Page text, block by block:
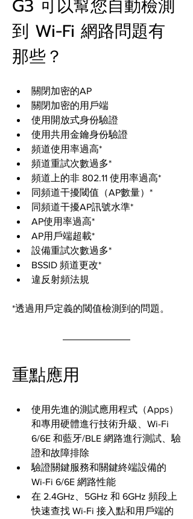
G3 可以幫您自動檢測
到 Wi-Fi 網路問題有
那些？
關閉加密的AP
關閉加密的用戶端
使用開放式身份驗證
使用共用金鑰身份驗證
頻道使用率過高*
頻道重試次數過多*
頻道上的非 802.11 使用率過高*
同頻道干擾閾值（AP數量）*
同頻道干擾AP訊號水準*
AP使用率過高*
AP用戶端超載*
設備重試次數過多*
BSSID 頻道更改*
違反射頻法規
*透過用戶定義的閾值檢測到的問題。
重點應用
使用先進的測試應用程式（Apps）
和專用硬體進行技術升級、Wi-Fi
6/6E 和藍牙/BLE 網路進行測試、驗
證和故障排除
驗證關鍵服務和關鍵終端設備的
Wi-Fi 6/6E 網路性能
在 2.4GHz、5GHz 和 6GHz 頻段上
快速查找 Wi-Fi 接入點和用戶端的